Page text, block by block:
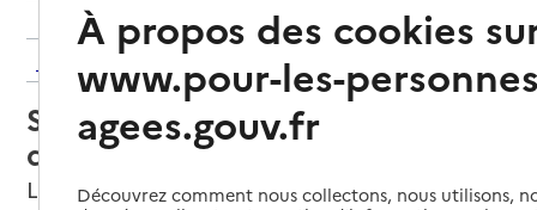
Retour aux résultats de l'annuaire
Service de soins infirmiers à
domicile – SSIAD ASSAD
La Ferté-Saint-Aubin, LOIRET
À propos des cookies
www.pour-les-
agees.gouv.fr
Découvrez comment nous collectons, nous utilisons,